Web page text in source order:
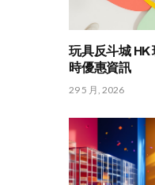
玩具反斗城 HK
時優惠資訊
29 5 月, 2026